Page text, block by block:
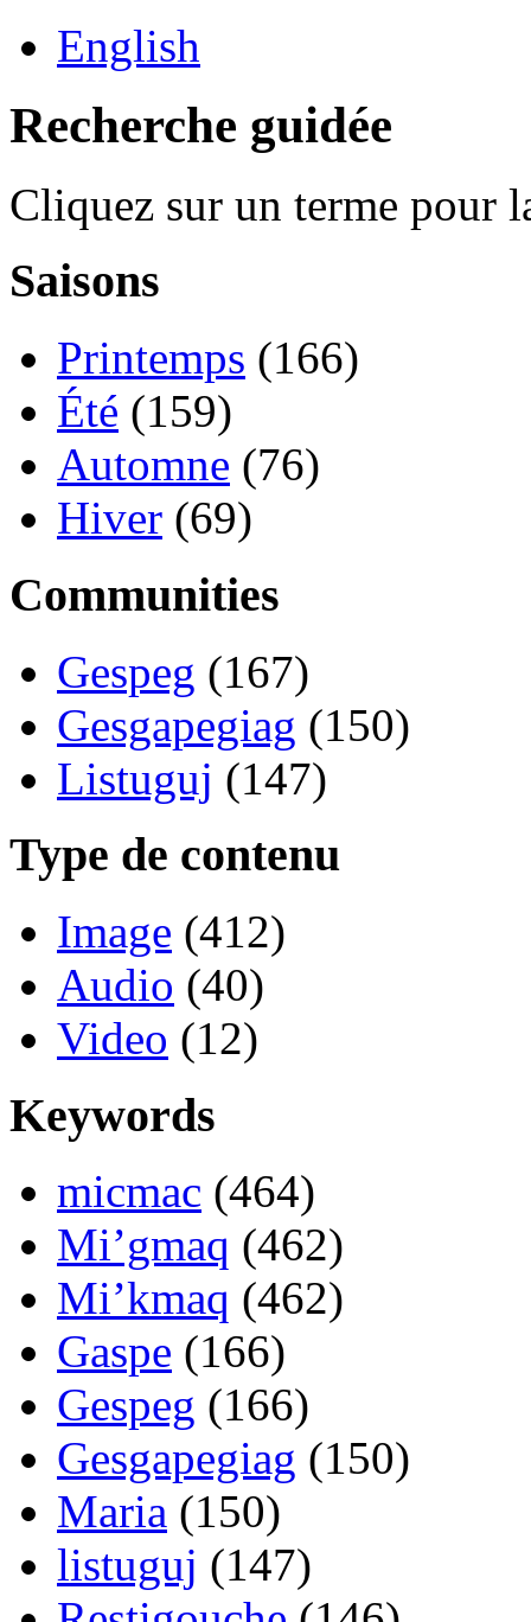
English
Recherche guidée
Cliquez sur un terme pour
Saisons
Printemps (166)
Été (159)
Automne (76)
Hiver (69)
Communities
Gespeg (167)
Gesgapegiag (150)
Listuguj (147)
Type de contenu
Image (412)
Audio (40)
Video (12)
Keywords
micmac (464)
Mi’gmaq (462)
Mi’kmaq (462)
Gaspe (166)
Gespeg (166)
Gesgapegiag (150)
Maria (150)
listuguj (147)